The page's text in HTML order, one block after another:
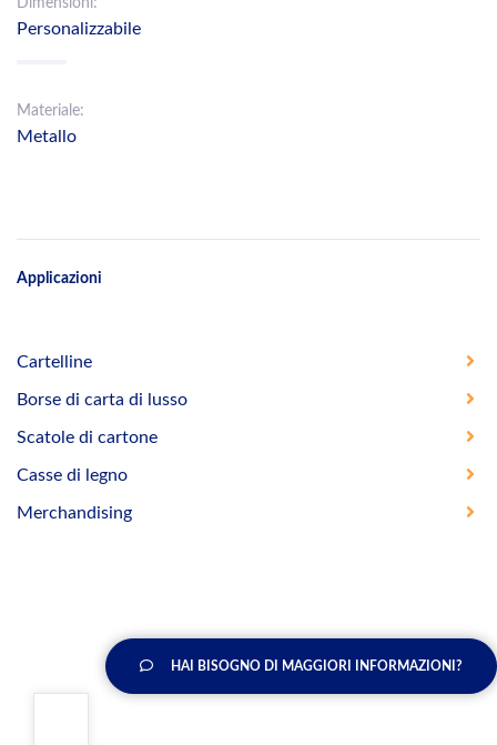
Dimensioni:
Personalizzabile
Materiale:
Metallo
Applicazioni
Cartelline
Borse di carta di lusso
Scatole di cartone
Casse di legno
Merchandising
HAI BISOGNO DI MAGGIORI INFORMAZIONI?